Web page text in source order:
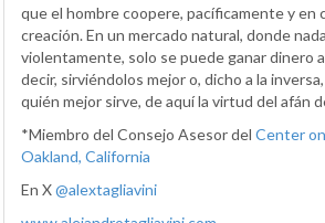
que el hombre coopere, pacíficamente y en
creación. En un mercado natural, donde
violentamente, solo se puede ganar dinero
decir, sirviéndolos mejor o, dicho a la
quién mejor sirve, de aquí la virtud del afán
*Miembro del Consejo Asesor del Center
Oakland, California
En X@alextagliavini